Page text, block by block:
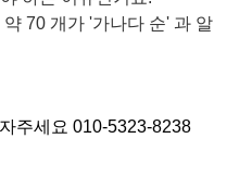
70 개가 '가나다 순' 과 알
주세요 010-5323-8238